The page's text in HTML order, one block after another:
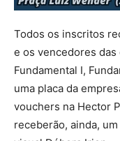
Todos os inscritos
e os vencedores
Fundamental I,
uma placa da
vouchers na Hector
receberão, ainda,